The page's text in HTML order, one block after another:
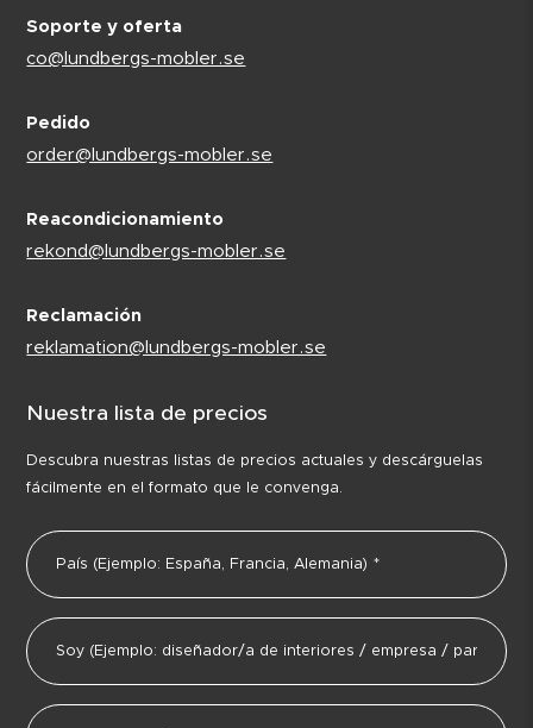
Soporte y oferta
co@lundbergs-mobler.se
Pedido
order@lundbergs-mobler.se
Reacondicionamiento
rekond@lundbergs-mobler.se
Reclamación
reklamation@lundbergs-mobler.se
Nuestra lista de precios
Descubra nuestras listas de precios actuales y descárguelas
fácilmente en el formato que le convenga.